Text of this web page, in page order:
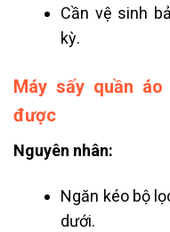
Cần vệ sinh
kỳ.
Máy sấy quần
được
Nguyên nhân:
Ngăn kéo bộ
dưới.